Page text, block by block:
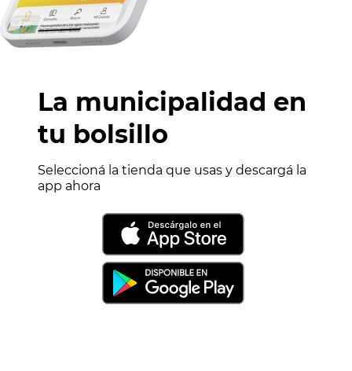
La municipalidad en
tu bolsillo
Seleccioná la tienda que usas y descargá la
app ahora